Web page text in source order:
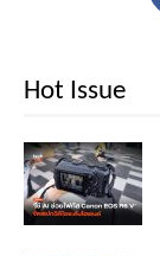
Hot Issue